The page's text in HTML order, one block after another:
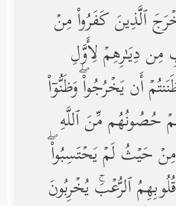
ٱلَّذِینَ كَفَرُواْ مِنۡ
مِن دِیَـٰرِهِمۡ لِأَوَّلِ
أَن یَخۡرُجُواْۖ وَظَنُّوۤاْ
حُصُونُهُم مِّنَ ٱللَّهِ
مِنۡ حَیۡثُ لَمۡ یَحۡتَسِبُواْۖ
ٱلرُّعۡبَۚ یُخۡرِبُونَ